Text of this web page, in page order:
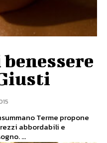
Terme propone
abbordabili e
proposte per una giornata da sogno. ...